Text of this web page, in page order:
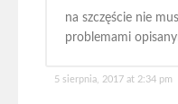
na szczęście nie
problemami
5 sierpnia, 2017 at 2:34 pm